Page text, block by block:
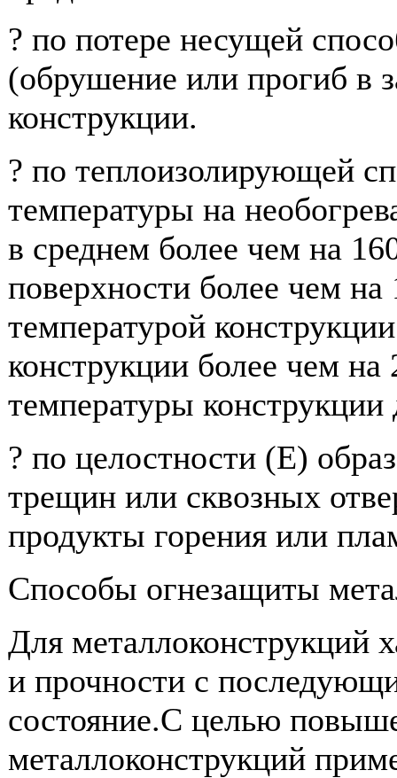
? по потере несущей
(обрушение или прогиб в
конструкции.
? по теплоизолирующей
температуры на
в среднем более чем на
поверхности более чем
температурой
конструкции более чем
температуры конструкции
? по целостности (Е)
трещин или сквозных
продукты горения или
Способы огнезащиты
Для металлоконструкций
и прочности с
состояние.С целью
металлоконструкций